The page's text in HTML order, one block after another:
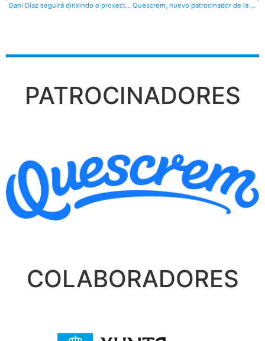
Dani Díaz seguirá dirixindo o proxecto deportivo do Sagrado Corazón Quescrem, nuevo patrocinador de la Escuela de fútbol de nuestro club
PATROCINADORES
COLABORADORES